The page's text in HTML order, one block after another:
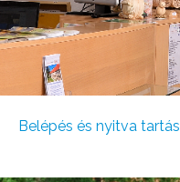
Belépés és nyitva tartás